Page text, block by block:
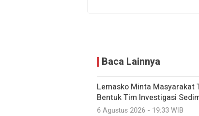
Baca Lainnya
Lemasko Minta Masyarakat
Bentuk Tim Investigasi
6 Agustus 2026 - 19:33 WIB